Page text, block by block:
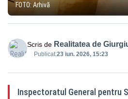
FOTO: Arhivă
Scris de Realitatea de
Publicat:23 iun. 2026, 15:23
Inspectoratul General pentru